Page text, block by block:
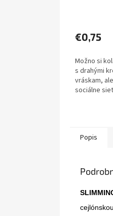
produktu
je
z
5
hviezdičiek.
€0,75
Možno si
s drahými
vráskam,
sociálne
Popis